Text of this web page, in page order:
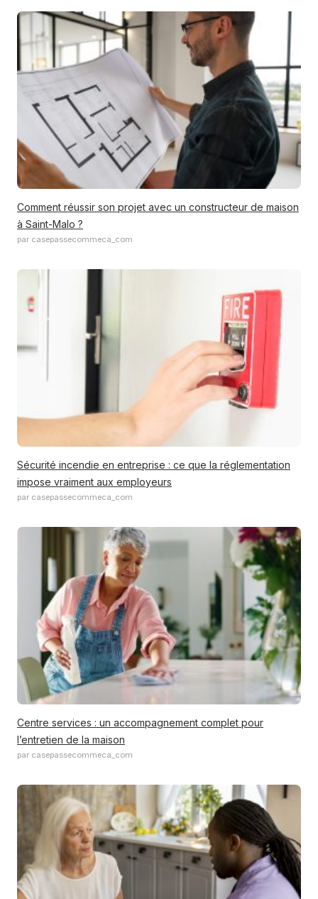
Comment réussir son projet avec un constructeur de maison
à Saint-Malo ?
par casepassecommeca_com
Sécurité incendie en entreprise : ce que la réglementation
impose vraiment aux employeurs
par casepassecommeca_com
Centre services : un accompagnement complet pour
l’entretien de la maison
par casepassecommeca_com